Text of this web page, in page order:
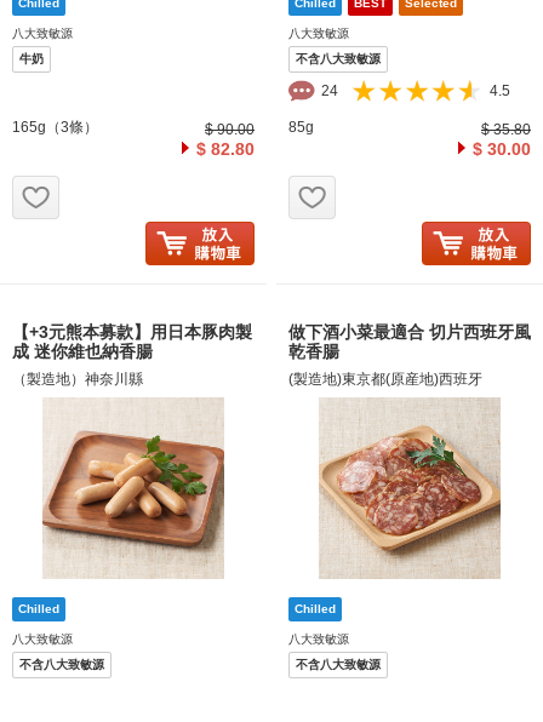
八大致敏源
牛奶
165g（3條） $ 90.00
$ 82.80
八大致敏源
不含八大致敏源
24 4.5
85g $ 35.80
$ 30.00
【+3元熊本募款】用日本豚肉製
成 迷你維也納香腸
（製造地）神奈川縣
八大致敏源
不含八大致敏源
做下酒小菜最適合 切片西班牙風
乾香腸
(製造地)東京都(原産地)西班牙
八大致敏源
不含八大致敏源